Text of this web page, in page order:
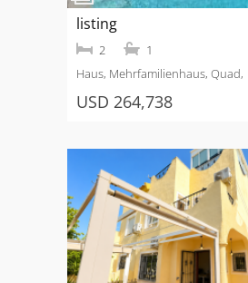
listing
2
1
Haus, Mehrfamilienhaus, Quad
USD 264,738